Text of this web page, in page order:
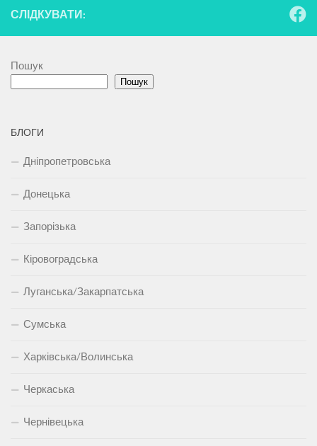
СЛІДКУВАТИ:
Пошук
Пошук
БЛОГИ
Дніпропетровська
Донецька
Запорізька
Кіровоградська
Луганська/Закарпатська
Сумська
Харківська/Волинська
Черкаська
Чернівецька